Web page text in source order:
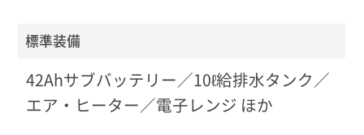
標準装備
42Ahサブバッテリー／10ℓ給排水タンク／
エア・ヒーター／電子レンジ ほか